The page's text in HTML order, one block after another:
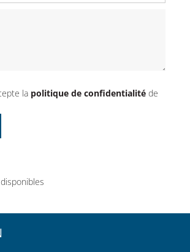
la politique de confidentialité de